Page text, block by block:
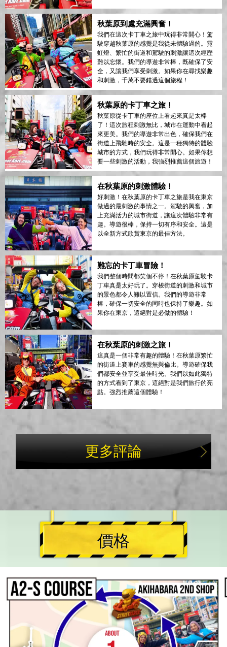
秋葉原到處充滿興奮！
我們在這次卡丁車之旅中玩得非常開心！駕
駛穿越秋葉原的感覺是我從未體驗過的。霓
虹燈、繁忙的街道和駕駛的刺激讓這次經歷
難以忘懷。我們的導遊非常棒，既確保了安
全，又讓我們享受刺激。如果你在尋找樂趣
和刺激，千萬不要錯過這個旅程！
秋葉原的卡丁車之旅！
秋葉原從卡丁車的座位上看起來真是太棒
了！這次旅程刺激無比，城市在運動中看起
來更美。我們的導遊非常出色，確保我們在
街道上飛馳時的安全。這是一種獨特的體驗
城市的方式，我們玩得非常開心。如果你想
要一些刺激的活動，我強烈推薦這個旅遊！
在秋葉原的刺激體驗！
好刺激！在秋葉原的卡丁車之旅是我在東京
做過的最刺激的事情之一。駕駛的興奮，加
上充滿活力的城市街道，讓這次體驗非常有
趣。導遊很棒，保持一切有序和安全。這是
以全新方式欣賞東京的最佳方法。
難忘的卡丁車冒險！
我們整個時間都笑個不停！在秋葉原駕駛卡
丁車真是太好玩了。穿梭街道的刺激和城市
的景色都令人難以置信。我們的導遊非常
棒，確保一切安全的同時也保持了樂趣。如
果你在東京，這絕對是必做的體驗！
在秋葉原的刺激之旅！
這真是一個非常有趣的體驗！在秋葉原繁忙
的街道上賽車的感覺無與倫比。導遊確保我
們都安全並享受最佳時光。我們以如此獨特
的方式看到了東京，這絕對是我們旅行的亮
點。強烈推薦這個體驗！
更多評論
價格